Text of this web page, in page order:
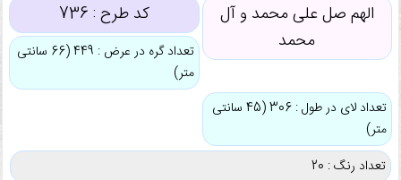
الهم صل علی محمد و آل
محمد
کد طرح : 736
تعداد گره در عرض : 449 (66 سانتی
متر)
تعداد لای در طول : 306 (45 سانتی
متر)
تعداد رنگ : 20